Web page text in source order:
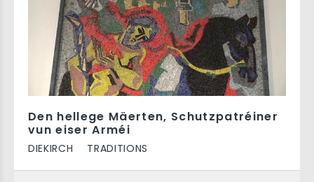
Den hellege Mäerten, Schutzpatréiner
vun eiser Arméi
DIEKIRCH TRADITIONS